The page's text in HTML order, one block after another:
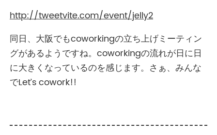
http://tweetvite.com/event/jelly2
同日、大阪でもcoworkingの立ち上げミーティン
グがあるようですね。coworkingの流れが日に日
に大きくなっているのを感じます。さぁ、みんな
でLet’s cowork!!